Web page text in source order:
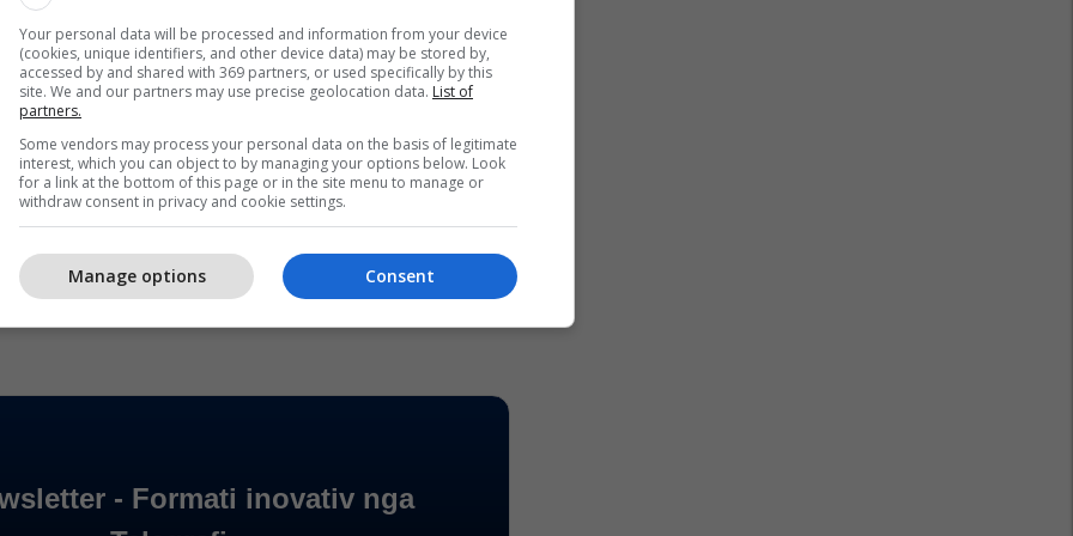
histori për një dështim që ndodhi në martesën
të ecnim përpara. E kam quajtur Fije Pafajësie,
e përrallave të rreme ose gjërave që
kur je i ri... dhe nuk ndodhin", tha ajo.
punues me tehe te Lynn Valley Forge, paraqiti një
doli të ishte e pamprehtë për shkak të vetive
të shuarjes. /Telegrafi/
Your personal data will be processed and information from your device
(cookies, unique identifiers, and other device data) may be stored by,
accessed by and shared with 369 partners, or used specifically by this
site. We and our partners may use precise geolocation data. List of
partners.
Some vendors may process your personal data on the basis of legitimate
interest, which you can object to by managing your options below. Look
for a link at the bottom of this page or in the site menu to manage or
withdraw consent in privacy and cookie settings.
Consent
Manage options